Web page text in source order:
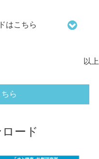
はこちら
以上
ら
ード